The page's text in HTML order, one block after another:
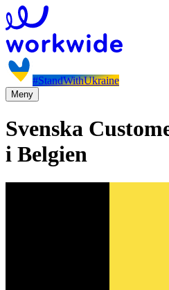
#StandWithUkraine
Meny
Svenska
i Belgien